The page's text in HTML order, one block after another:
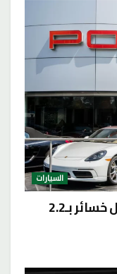
السيارات
بورشه أوتوموبيل القابضة تسجل خسائر بـ2.2